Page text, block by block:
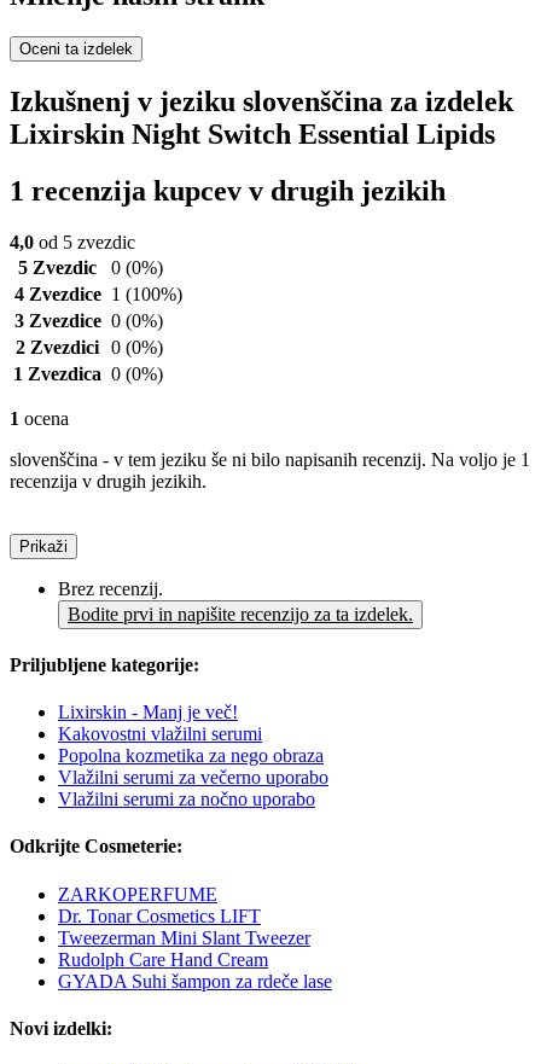
Oceni ta izdelek
Izkušnenj v jeziku slovenščina za izdelek
Lixirskin Night Switch Essential Lipids
1 recenzija kupcev v drugih jezikih
4,0 od 5 zvezdic
5 Zvezdic
0 (0%)
4 Zvezdice 1 (100%)
3 Zvezdice 0 (0%)
2 Zvezdici 0 (0%)
1 Zvezdica 0 (0%)
1 ocena
slovenščina - v tem jeziku še ni bilo napisanih recenzij. Na voljo je 1
recenzija v drugih jezikih.
Prikaži
Brez recenzij.
Bodite prvi in napišite recenzijo za ta izdelek.
Priljubljene kategorije:
Lixirskin - Manj je več!
Kakovostni vlažilni serumi
Popolna kozmetika za nego obraza
Vlažilni serumi za večerno uporabo
Vlažilni serumi za nočno uporabo
Odkrijte Cosmeterie:
ZARKOPERFUME
Dr. Tonar Cosmetics LIFT
Tweezerman Mini Slant Tweezer
Rudolph Care Hand Cream
GYADA Suhi šampon za rdeče lase
Novi izdelki: